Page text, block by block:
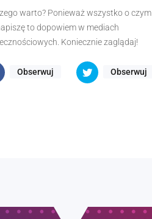
warto? Ponieważ wszystko o czym
to dopowiem w mediach
Koniecznie zaglądaj!
Obserwuj Obserwuj